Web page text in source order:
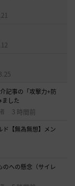
介記事の「攻撃力+防
した
3 時間前
ド【無為無想】メン
のへの懸念（サイレ